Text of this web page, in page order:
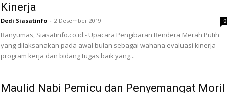
Kinerja
Dedi Siasatinfo - 2 Desember 2019 0
Banyumas, Siasatinfo.co.id - Upacara Pengibaran Bendera Merah Putih
yang dilaksanakan pada awal bulan sebagai wahana evaluasi kinerja
program kerja dan bidang tugas baik yang...
Maulid Nabi Pemicu dan Penyemangat Moril